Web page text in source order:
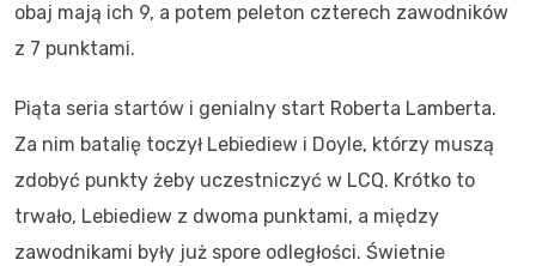
obaj mają ich 9, a potem peleton czterech zawodników
z 7 punktami.
Piąta seria startów i genialny start Roberta Lamberta.
Za nim batalię toczył Lebiediew i Doyle, którzy muszą
zdobyć punkty żeby uczestniczyć w LCQ. Krótko to
trwało, Lebiediew z dwoma punktami, a między
zawodnikami były już spore odległości. Świetnie